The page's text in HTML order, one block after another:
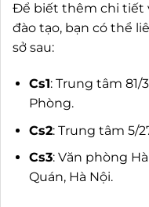
Để biết thêm chi tiết
đào tạo, bạn có thể
sở sau:
Cs1: Trung tâm 81/
Phòng.
Cs2: Trung tâm 5/
Cs3: Văn phòng
Quán, Hà Nội.